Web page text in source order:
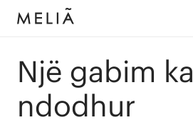
Një gabim ka
ndodhur